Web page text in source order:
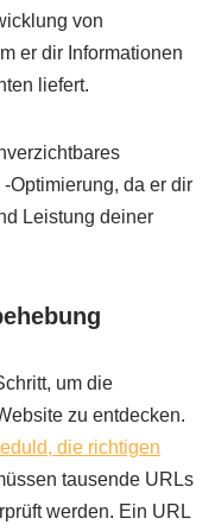
von
er dir Informationen
liefert.
Optimierung, da er dir
Leistung deiner
um die
zu entdecken.
die richtigen
tausende URLs
werden. Ein URL